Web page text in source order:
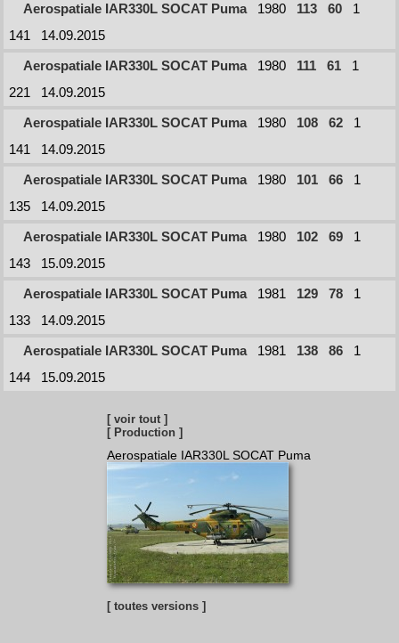
Aerospatiale IAR330L SOCAT Puma
1980 113 60
1
141
14.09.2015
Aerospatiale IAR330L SOCAT Puma
1980 111 61
1
221
14.09.2015
Aerospatiale IAR330L SOCAT Puma
1980 108 62
1
141
14.09.2015
Aerospatiale IAR330L SOCAT Puma
1980 101 66
1
135
14.09.2015
Aerospatiale IAR330L SOCAT Puma
1980 102 69
1
143
15.09.2015
Aerospatiale IAR330L SOCAT Puma
1981 129 78
1
133
14.09.2015
Aerospatiale IAR330L SOCAT Puma
1981 138 86
1
144
15.09.2015
[ voir tout ]
[ Production ]
Aerospatiale IAR330L SOCAT Puma
[ toutes versions ]